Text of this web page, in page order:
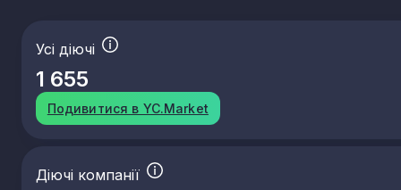
Усі діючі
1 655
Подивитися в YC.Market
Діючі компанії